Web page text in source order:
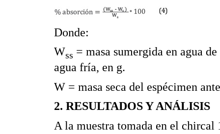
Donde:
Wss = masa sumergida en agua
agua fría, en g.
W = masa seca del espécimen
2. RESULTADOS Y ANÁLISIS
A la muestra tomada en el